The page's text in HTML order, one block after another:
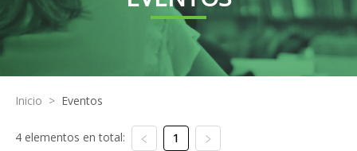
Inicio > Eventos
4 elementos en total: 1